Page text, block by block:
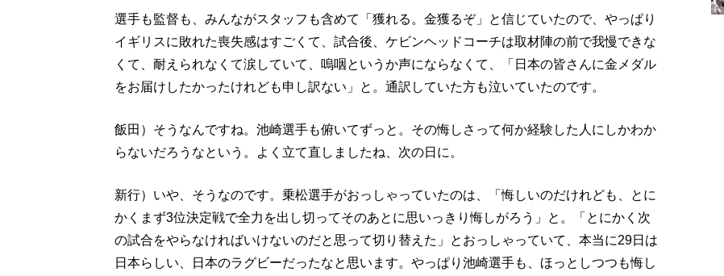
選手も監督も、みんながスタッフも含めて「獲れる。金獲るぞ」と信じていたので、やっぱり
イギリスに敗れた喪失感はすごくて、試合後、ケビンヘッドコーチは取材陣の前で我慢できな
くて、耐えられなくて涙していて、嗚咽というか声にならなくて、「日本の皆さんに金メダル
をお届けしたかったけれども申し訳ない」と。通訳していた方も泣いていたのです。
飯田）そうなんですね。池崎選手も俯いてずっと。その悔しさって何か経験した人にしかわか
らないだろうなという。よく立て直しましたね、次の日に。
新行）いや、そうなのです。乗松選手がおっしゃっていたのは、「悔しいのだけれども、とに
かくまず3位決定戦で全力を出し切ってそのあとに思いっきり悔しがろう」と。「とにかく次
の試合をやらなければいけないのだと思って切り替えた」とおっしゃっていて、本当に29日は
日本らしい、日本のラグビーだったなと思います。やっぱり池崎選手も、ほっとしつつも悔し